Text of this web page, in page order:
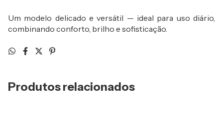
Um modelo delicado e versátil — ideal para uso diário,
combinando conforto, brilho e sofisticação.
Produtos relacionados